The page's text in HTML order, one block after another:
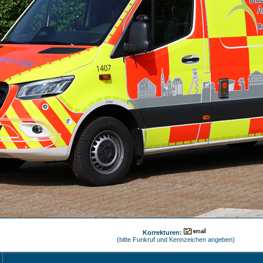
Korrekturen:
(bitte Funkruf und Kennzeichen angeben)